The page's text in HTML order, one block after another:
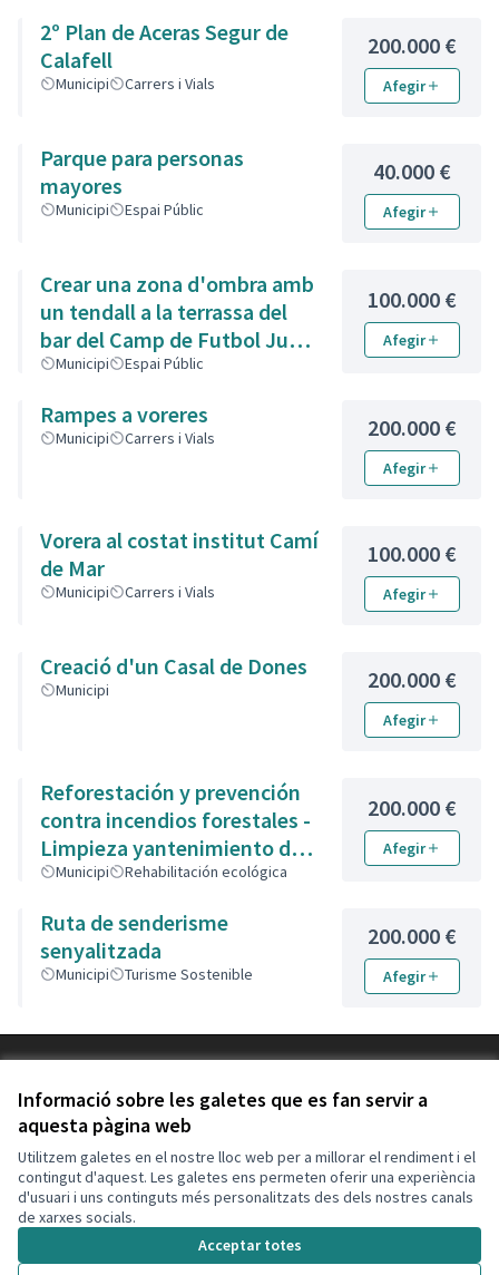
Informació sobre les galetes que es fan servir a
aquesta pàgina web
Utilitzem galetes en el nostre lloc web per a millorar el rendiment i el
contingut d'aquest. Les galetes ens permeten oferir una experiència
d'usuari i uns continguts més personalitzats des dels nostres canals
de xarxes socials.
Acceptar totes
2º Plan de Aceras Segur de
Calafell
Municipi Carrers i Vials
200.000 €
Afegir
Parque para personas
mayores
Municipi Espai Públic
40.000 €
Afegir
Crear una zona d'ombra amb
un tendall a la terrassa del
bar del Camp de Futbol Juan
Ríos
Municipi Espai Públic
100.000 €
Afegir
Rampes a voreres
Municipi Carrers i Vials 200.000 €
Afegir
Vorera al costat institut Camí
de Mar
Municipi Carrers i Vials
100.000 €
Afegir
Creació d'un Casal de Dones
Municipi 200.000 €
Afegir
Reforestación y prevención
contra incendios forestales -
Limpieza yantenimiento de
montes
Municipi Rehabilitación ecológica
200.000 €
Afegir
Ruta de senderisme
senyalitzada
Municipi Turisme Sostenible
200.000 €
Afegir
Configuració de les galetes
Decidim Calafell a X
(Enllaç extern)
Decidim Calafell a Facebook
(Enllaç extern)
Decidim Calafell a YouTube
(Enllaç extern)
Decidim Calafell a GitHub
(Enllaç extern)
(Enllaç extern)programari lliure
(Enllaç extern)
.